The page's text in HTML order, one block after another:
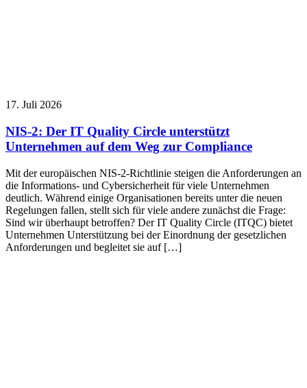
17. Juli 2026
NIS-2: Der IT Quality Circle unterstützt
Unternehmen auf dem Weg zur Compliance
Mit der europäischen NIS-2-Richtlinie steigen die Anforderungen an
die Informations- und Cybersicherheit für viele Unternehmen
deutlich. Während einige Organisationen bereits unter die neuen
Regelungen fallen, stellt sich für viele andere zunächst die Frage:
Sind wir überhaupt betroffen? Der IT Quality Circle (ITQC) bietet
Unternehmen Unterstützung bei der Einordnung der gesetzlichen
Anforderungen und begleitet sie auf […]